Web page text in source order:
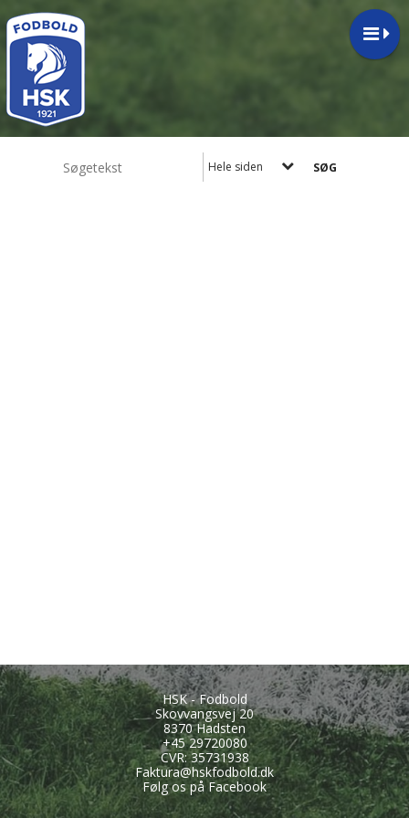
Hele siden
HSK - Fodbold
Skovvangsvej 20
8370 Hadsten
+4529720080
CVR: 35731938
Faktura@hskfodbold.dk
Følg os på Facebook